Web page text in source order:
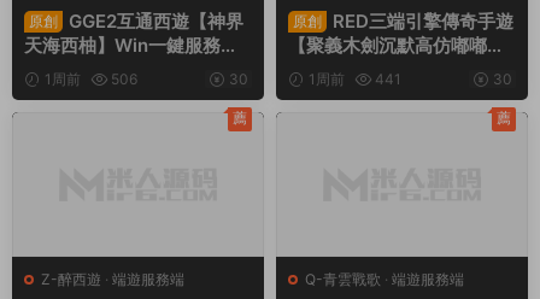
服務端 · 端遊服務端
原創
GGE2互通西遊【神界
天海西柚】Win一鍵服務端
+安卓蘋果PC三端+内置GM
工具+全套源碼+視頻架設教
1周前 506 30
端遊服務端
原創
RED三端引擎傳奇手遊
【聚義木劍沉默高仿嘟嘟沉
默】Win一鍵服務端+安卓蘋
果PC三端+視頻架設教程
1周前 441 30
Z-醉西遊 · 端遊服務端
薦
Q-青雲戰歌 · 端遊服務端
薦